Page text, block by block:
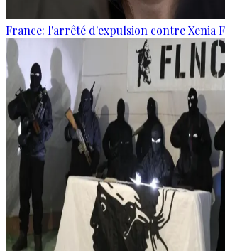
France: l'arrêté d'expulsion contre Xenia